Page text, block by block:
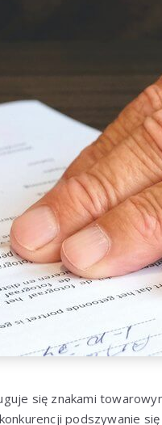
się znakami
podszywanie